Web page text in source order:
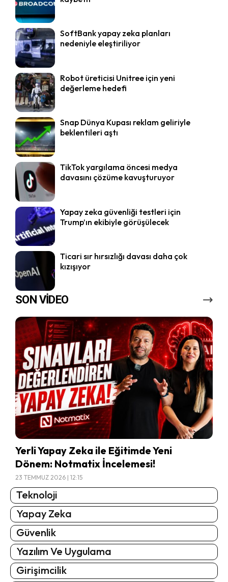
SoftBank yapay zeka planları
nedeniyle eleştiriliyor
Robot üreticisi Unitree için yeni
değerleme hedefi
Snap Dünya Kupası reklam geliriyle
beklentileri aştı
TikTok yargılama öncesi medya
davasını çözüme kavuşturuyor
Yapay zeka güvenliği testleri için
Trump’ın ekibiyle görüşülecek
Ticari sır hırsızlığı davası daha çok
kızışıyor
SON VİDEO
Yerli Yapay Zeka ile Eğitimde Yeni
Dönem: Notmatix İncelemesi!
23 TEMMUZ 2026 | 12:15
Teknoloji
Yapay Zeka
Güvenlik
Yazılım Ve Uygulama
Girişimcilik